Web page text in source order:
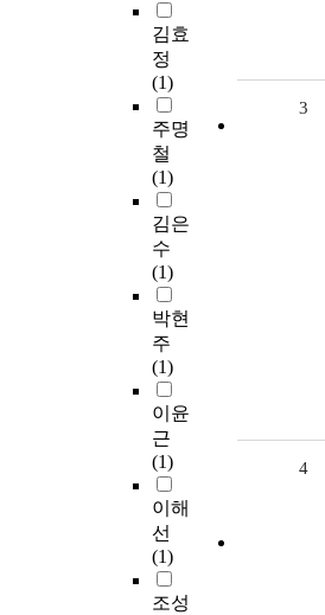
김효
정
(1)
주명
철
(1)
김은
수
(1)
박현
주
(1)
이윤
근
(1)
이해
선
(1)
조성
3
4